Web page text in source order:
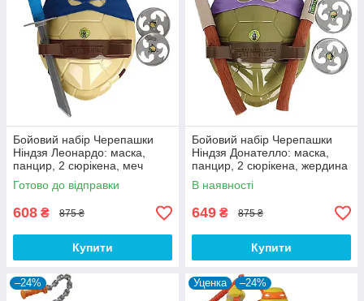
Бойовий набір Черепашки
Ніндзя Леонардо: маска,
панцир, 2 сюрікена, меч
Готово до відправки
608 ₴ 875 ₴
Купити
Бойовий набір Черепашки
Ніндзя Донателло: маска,
панцир, 2 сюрікена, жердина
Бо
В наявності
649 ₴ 875 ₴
Купити
–24% Уценка –24%